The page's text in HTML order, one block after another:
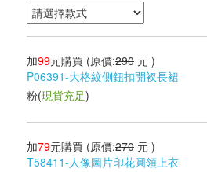
加99元購買 (原價:290 元 )
P06391-大格紋側鈕扣開衩長裙
粉(現貨充足)
加79元購買 (原價:270 元 )
T58411-人像圖片印花圓領上衣